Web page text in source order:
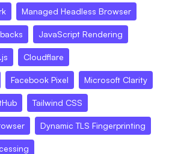
Managed Headless Browser
JavaScript Rendering
Cloudflare
Facebook Pixel Microsoft Clarity
Tailwind CSS
Dynamic TLS Fingerprinting